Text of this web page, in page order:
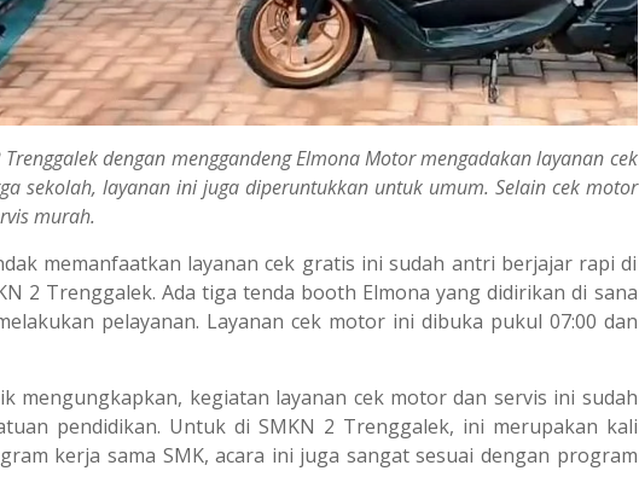
dengan menggandeng Elmona Motor mengadakan layanan cek
sekolah, layanan ini juga diperuntukkan untuk umum. Selain cek motor
murah.
memanfaatkan layanan cek gratis ini sudah antri berjajar rapi di
2 Trenggalek. Ada tiga tenda booth Elmona yang didirikan di sana
pelayanan. Layanan cek motor ini dibuka pukul 07:00 dan
mengungkapkan, kegiatan layanan cek motor dan servis ini sudah
pendidikan. Untuk di SMKN 2 Trenggalek, ini merupakan kali
kerja sama SMK, acara ini juga sangat sesuai dengan program